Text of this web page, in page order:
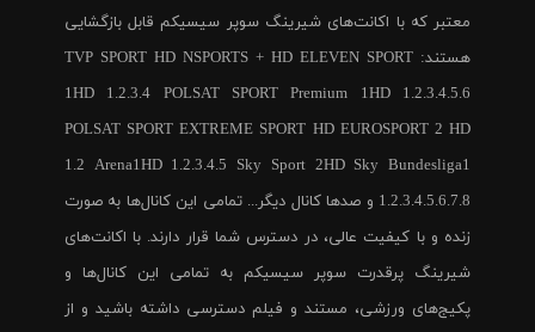
معتبر که با اکانت‌های شیرینگ سوپر سیسیکم قابل بازگشایی
هستند: TVP SPORT HD NSPORTS + HD ELEVEN SPORT
1HD 1.2.3.4 POLSAT SPORT Premium 1HD 1.2.3.4.5.6
POLSAT SPORT EXTREME SPORT HD EUROSPORT 2 HD
1.2 Arena1HD 1.2.3.4.5 Sky Sport 2HD Sky Bundesliga1
1.2.3.4.5.6.7.8 و صدها کانال دیگر... تمامی این کانال‌ها به صورت
زنده و با کیفیت عالی، در دسترس شما قرار دارند. با اکانت‌های
شیرینگ پرقدرت سوپر سیسیکم به تمامی این کانال‌ها و
پکیج‌های ورزشی، مستند و فیلم دسترسی داشته باشید و از